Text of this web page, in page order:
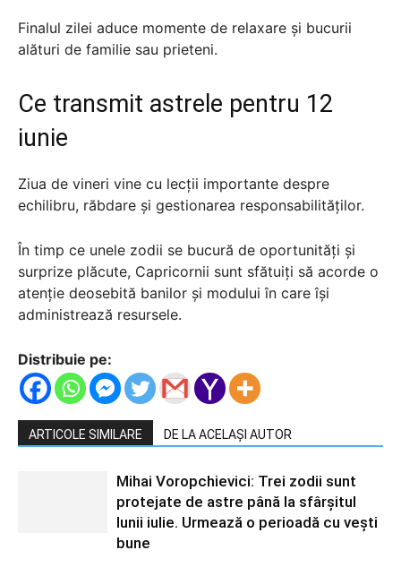
Finalul zilei aduce momente de relaxare și bucurii
alături de familie sau prieteni.
Ce transmit astrele pentru 12
iunie
Ziua de vineri vine cu lecții importante despre
echilibru, răbdare și gestionarea responsabilităților.
În timp ce unele zodii se bucură de oportunități și
surprize plăcute, Capricornii sunt sfătuiți să acorde o
atenție deosebită banilor și modului în care își
administrează resursele.
Distribuie pe:
ARTICOLE SIMILARE DE LA ACELAȘI AUTOR
Mihai Voropchievici: Trei zodii sunt
protejate de astre până la sfârșitul
lunii iulie. Urmează o perioadă cu vești
bune